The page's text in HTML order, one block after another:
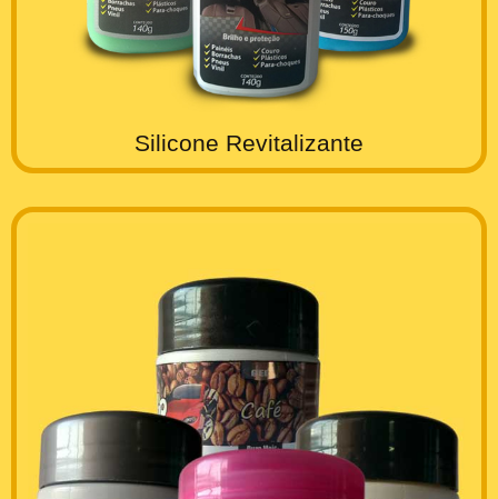
Silicone Revitalizante